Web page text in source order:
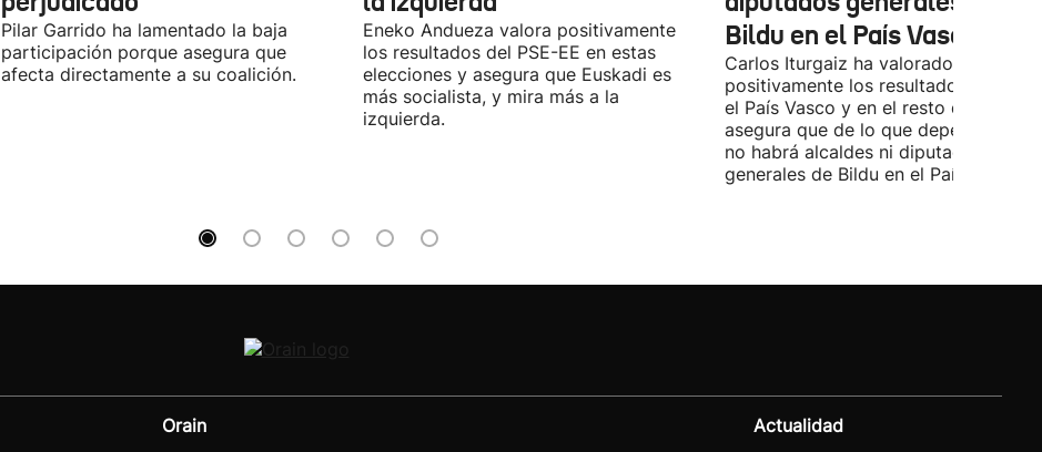
Pilar Garrido ha lamentado la baja
participación porque asegura que
afecta directamente a su coalición.
Eneko Andueza valora positivamente
los resultados del PSE-EE en estas
elecciones y asegura que Euskadi es
más socialista, y mira más a la
izquierda.
Bildu en el País Vasco'
Carlos Iturgaiz ha valorado
positivamente los resultados del PP
el País Vasco y en el resto de
asegura que de lo que dependa del
no habrá alcaldes ni diputados
generales de Bildu en el País Vasco.
Orain Actualidad